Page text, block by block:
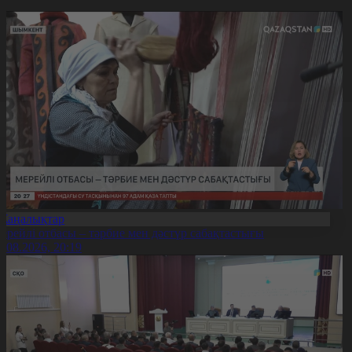
отбасы – тәрбие мен дәстүр сабақтастығы
20:19